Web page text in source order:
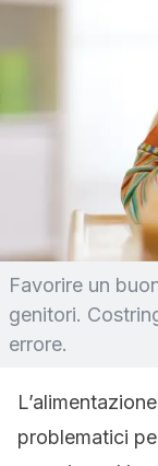
Favorire un
genitori.
errore.
problematici